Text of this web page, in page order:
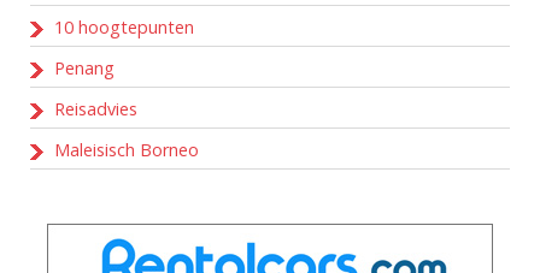
10 hoogtepunten
Penang
Reisadvies
Maleisisch Borneo